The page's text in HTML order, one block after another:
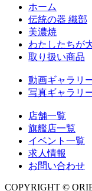
ホーム
伝統の器 織部
美濃焼
わたしたちが
取り扱い商品
動画ギャラリ
写真ギャラリ
店舗一覧
旗艦店一覧
イベント一覧
求人情報
お問い合わせ
COPYRIGHT ©